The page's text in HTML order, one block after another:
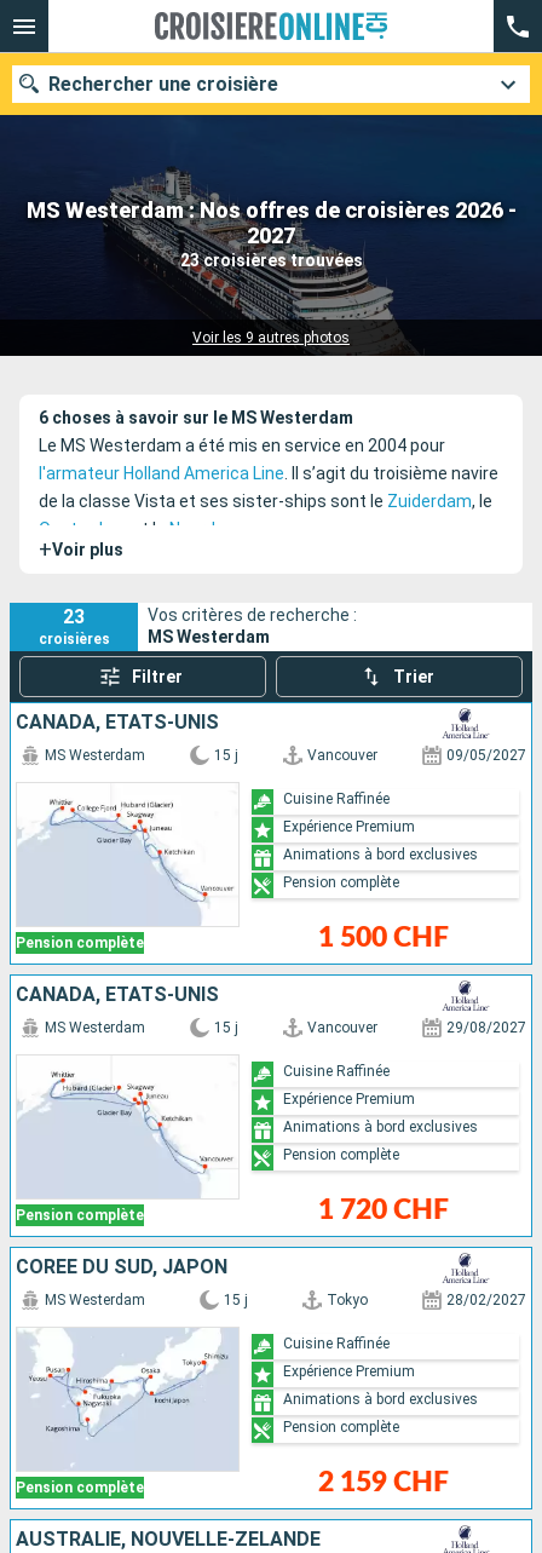
MS Westerdam : Nos offres de croisières 2026 -
2027
23 croisières trouvées
Voir les 9 autres photos
Rechercher une croisière
Nos destinations
Mois de départ
Compagnies
6 choses à savoir sur le MS Westerdam
Le MS Westerdam a été mis en service en 2004 pour
l'armateur Holland America Line. Il s’agit du troisième navire
de la classe Vista et ses sister-ships sont le Zuiderdam, le
Oosterdam
et le Noordam
+Voir plus
23
croisières
Vos critères de recherche :
MS Westerdam
Filtrer Trier
CANADA, ÉTATS-UNIS
Pension complète
MS Westerdam 15 j Vancouver 09/05/2027
1 500 CHF
Cuisine Raffinée
Expérience Premium
Animations à bord exclusives
Pension complète
CANADA, ÉTATS-UNIS
Pension complète
MS Westerdam 15 j Vancouver 29/08/2027
1 720 CHF
Cuisine Raffinée
Expérience Premium
Animations à bord exclusives
Pension complète
CORÉE DU SUD, JAPON
Pension complète
MS Westerdam 15 j Tokyo 28/02/2027
2 159 CHF
Cuisine Raffinée
Expérience Premium
Animations à bord exclusives
Pension complète
AUSTRALIE, NOUVELLE-ZÉLANDE